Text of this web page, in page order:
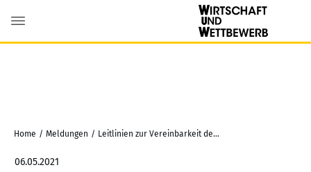
Home / Meldungen / Leitlinien zur Vereinbarkeit des Genossenschaftswesens mit dem Kartellrecht
06.05.2021